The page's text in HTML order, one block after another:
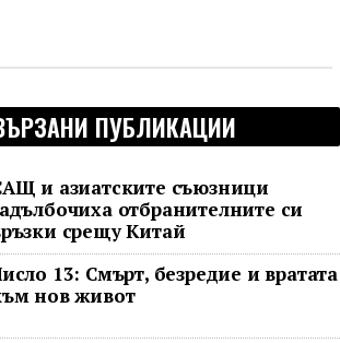
ПУБЛИКАЦИИ
и азиатските съюзници
отбранителните си
срещу Китай
13: Смърт, безредие и вратата
нов живот